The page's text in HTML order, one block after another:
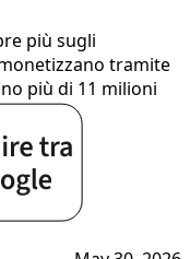
più sugli
tramite
più di 11 milioni